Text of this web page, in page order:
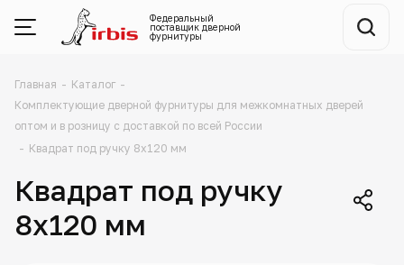
Федеральный
поставщик дверной
фурнитуры
Главная - Каталог -
Комплектующие дверной фурнитуры для межкомнатных дверей
оптом и в розницу с доставкой по всей России
- Квадрат под ручку 8х120 мм
Квадрат под ручку
8х120 мм